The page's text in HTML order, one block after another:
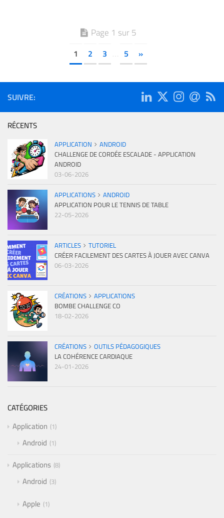
Page 1 sur 5
1 2 3 … 5 »
SUIVRE:
RÉCENTS
APPLICATION
ANDROID
CHALLENGE DE CORDÉE ESCALADE - APPLICATION
ANDROID
03-06-2026
APPLICATIONS
ANDROID
APPLICATION POUR LE TENNIS DE TABLE
22-05-2026
ARTICLES
TUTORIEL
CRÉER FACILEMENT DES CARTES À JOUER AVEC CANVA
06-03-2026
CRÉATIONS
APPLICATIONS
BOMBE CHALLENGE CO
18-02-2026
CRÉATIONS
OUTILS PÉDAGOGIQUES
LA COHÉRENCE CARDIAQUE
24-01-2026
CATÉGORIES
Application 1
Android 1
Applications 8
Android 3
Apple 1